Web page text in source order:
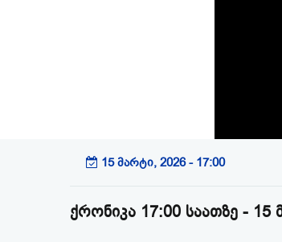
15 მარტი, 2026 - 17:00
ქრონიკა 17:00 საათზე -